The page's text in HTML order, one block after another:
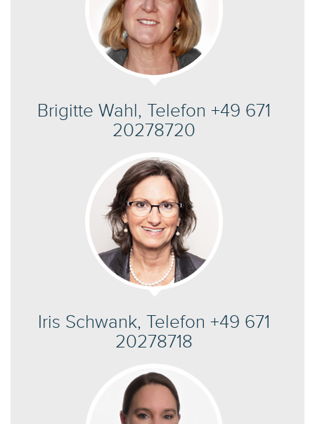
Brigitte Wahl, Telefon +49 671
20278720
Iris Schwank, Telefon +49 671
20278718